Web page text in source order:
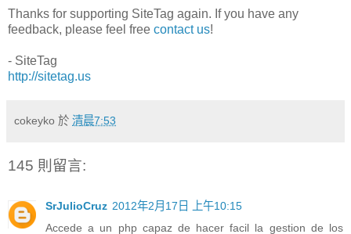
Thanks for supporting SiteTag again. If you have any
feedback, please feel free contact us!
- SiteTag
http://sitetag.us
cokeyko 於 清晨7:53
145 則留言:
SrJulioCruz 2012年2月17日 上午10:15
Accede a un php capaz de hacer facil la gestion de los